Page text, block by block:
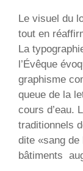
Le visuel du
tout en
La
l’Évêque
graphisme
queue de la
cours d’eau.
traditionnels
dite «sang
bâtiments